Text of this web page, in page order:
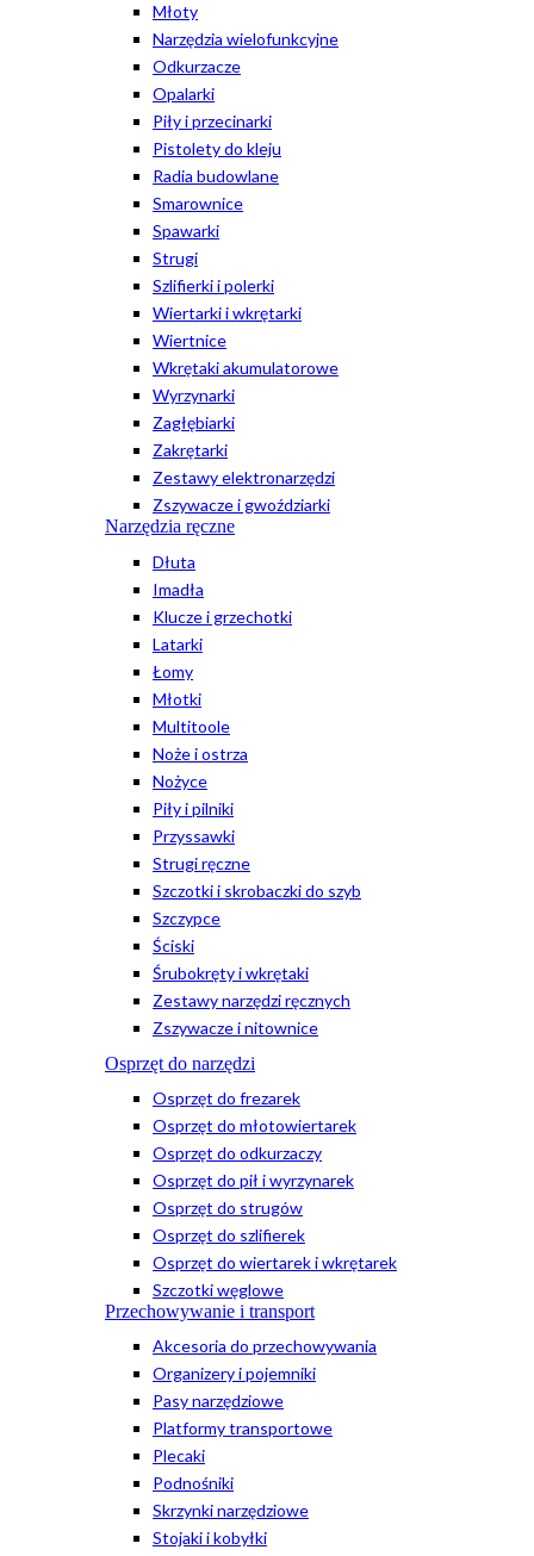
Młoty
Narzędzia wielofunkcyjne
Odkurzacze
Opalarki
Piły i przecinarki
Pistolety do kleju
Radia budowlane
Smarownice
Spawarki
Strugi
Szlifierki i polerki
Wiertarki i wkrętarki
Wiertnice
Wkrętaki akumulatorowe
Wyrzynarki
Zagłębiarki
Zakrętarki
Zestawy elektronarzędzi
Zszywacze i gwoździarki
Narzędzia ręczne
Dłuta
Imadła
Klucze i grzechotki
Latarki
Łomy
Młotki
Multitoole
Noże i ostrza
Nożyce
Piły i pilniki
Przyssawki
Strugi ręczne
Szczotki i skrobaczki do szyb
Szczypce
Ściski
Śrubokręty i wkrętaki
Zestawy narzędzi ręcznych
Zszywacze i nitownice
Osprzęt do narzędzi
Osprzęt do frezarek
Osprzęt do młotowiertarek
Osprzęt do odkurzaczy
Osprzęt do pił i wyrzynarek
Osprzęt do strugów
Osprzęt do szlifierek
Osprzęt do wiertarek i wkrętarek
Szczotki węglowe
Przechowywanie i transport
Akcesoria do przechowywania
Organizery i pojemniki
Pasy narzędziowe
Platformy transportowe
Plecaki
Podnośniki
Skrzynki narzędziowe
Stojaki i kobyłki